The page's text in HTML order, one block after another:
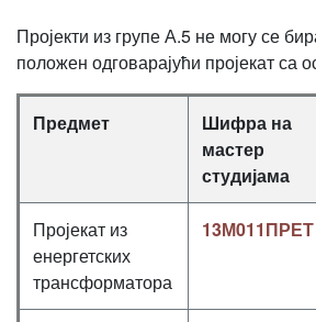
Пројекти из групе А.5 не могу се
положен одговарајући пројекат са
Предмет
Шифра на
мастер
студијама
Пројекат из
енергетских
трансформатора
13М011ПРЕТ